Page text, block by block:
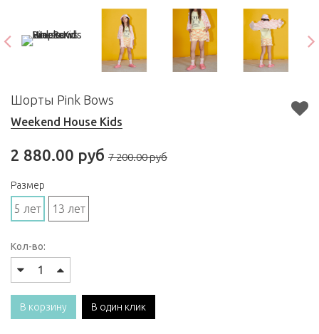
Шорты Pink Bows
Weekend House Kids
2 880.00 руб 7 200.00 руб
Размер
5 лет 13 лет
Кол-во:
В корзину В один клик